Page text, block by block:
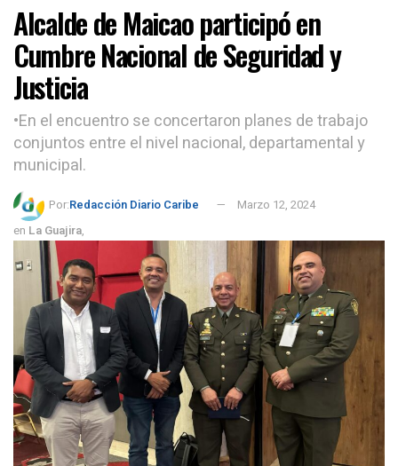
Alcalde de Maicao participó en
Cumbre Nacional de Seguridad y
Justicia
•En el encuentro se concertaron planes de trabajo
conjuntos entre el nivel nacional, departamental y
municipal.
Por:Redacción Diario Caribe
Marzo 12, 2024
en La Guajira,